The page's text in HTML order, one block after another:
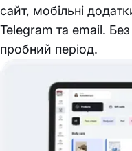
сайт, мобільні
Telegram та email.
пробний період.